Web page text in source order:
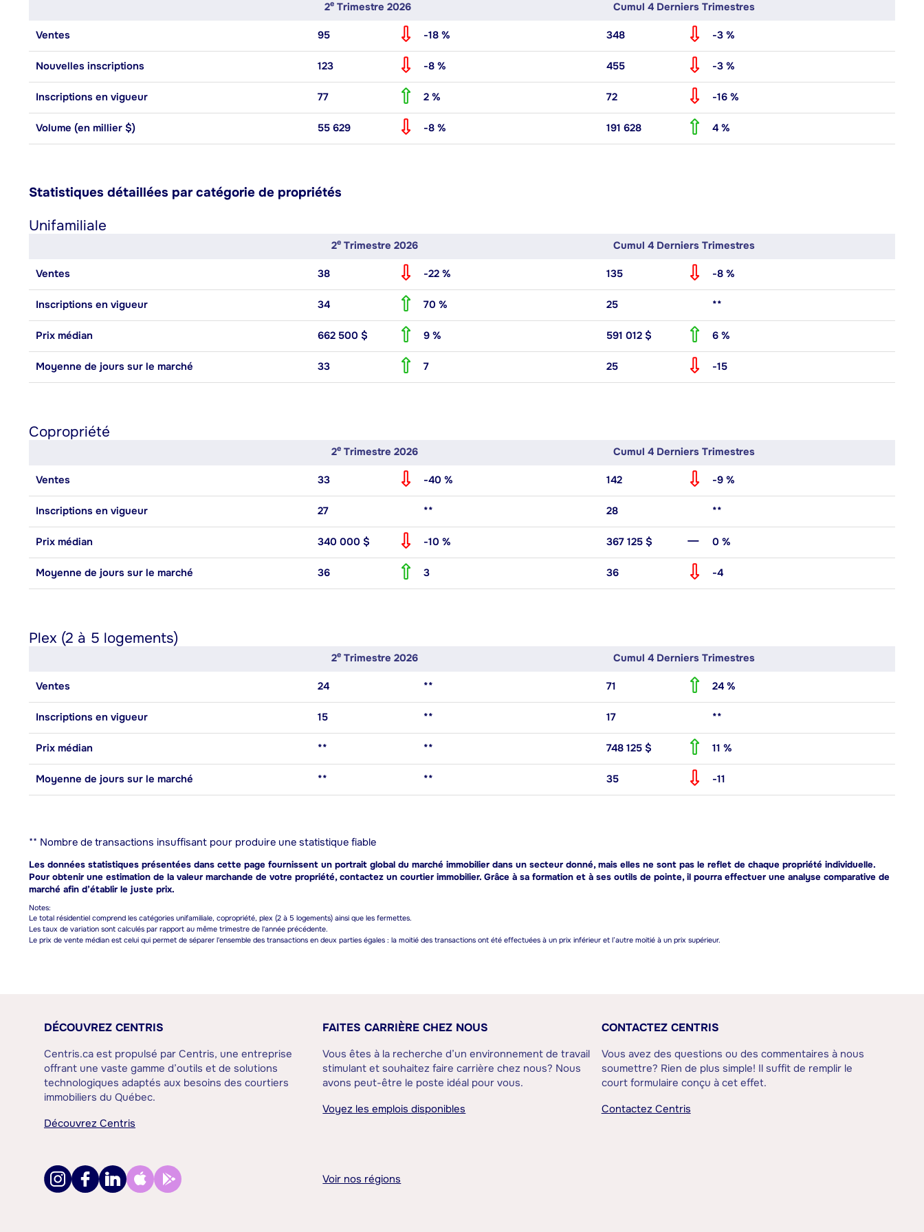
2E Trimestre 2026 Cumul 4 Derniers Trimestres
Ventes 95 -18 % 348 -3 %
Nouvelles inscriptions 123 -8 % 455 -3 %
Inscriptions en vigueur 77 2 % 72 -16 %
Volume (en millier $) 55 629 -8 % 191 628 4 %
Statistiques détaillées par catégorie de propriétés
Unifamiliale
2E Trimestre 2026 Cumul 4 Derniers Trimestres
Ventes 38 -22 % 135 -8 %
Inscriptions en vigueur 34 70 % 25 **
Prix médian 662 500 $ 9 % 591 012 $ 6 %
Moyenne de jours sur le marché 33 7 25 -15
Copropriété
2E Trimestre 2026 Cumul 4 Derniers Trimestres
Ventes 33 -40 % 142 -9 %
Inscriptions en vigueur 27 ** 28 **
Prix médian 340 000 $ -10 % 367 125 $ 0 %
Moyenne de jours sur le marché 36 3 36 -4
Plex (2 à 5 logements)
2E Trimestre 2026 Cumul 4 Derniers Trimestres
Ventes 24 ** 71 24 %
Inscriptions en vigueur 15 ** 17 **
Prix médian ** ** 748 125 $ 11 %
Moyenne de jours sur le marché ** ** 35 -11
** Nombre de transactions insuffisant pour produire une statistique fiable
Les données statistiques présentées dans cette page fournissent un portrait global du marché immobilier dans un secteur donné, mais elles ne sont pas le reflet de chaque propriété individuelle.
Pour obtenir une estimation de la valeur marchande de votre propriété, contactez un courtier immobilier. Grâce à sa formation et à ses outils de pointe, il pourra effectuer une analyse comparative de
marché afin d’établir le juste prix.
Notes:
Le total résidentiel comprend les catégories unifamiliale, copropriété, plex (2 à 5 logements) ainsi que les fermettes.
Les taux de variation sont calculés par rapport au même trimestre de l'année précédente.
Le prix de vente médian est celui qui permet de séparer l'ensemble des transactions en deux parties égales : la moitié des transactions ont été effectuées à un prix inférieur et l’autre moitié à un prix supérieur.
DÉCOUVREZ CENTRIS
Centris.ca est propulsé par Centris, une entreprise
offrant une vaste gamme d’outils et de solutions
technologiques adaptés aux besoins des courtiers
immobiliers du Québec.
Découvrez Centris
FAITES CARRIÈRE CHEZ NOUS
Vous êtes à la recherche d’un environnement de travail
stimulant et souhaitez faire carrière chez nous? Nous
avons peut-être le poste idéal pour vous.
Voyez les emplois disponibles
CONTACTEZ CENTRIS
Vous avez des questions ou des commentaires à nous
soumettre? Rien de plus simple! Il suffit de remplir le
court formulaire conçu à cet effet.
Contactez Centris
Voir nos régions